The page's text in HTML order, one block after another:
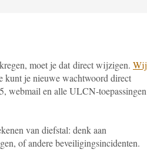
moet je dat direct wijzigen.
kunt je nieuwe wachtwoord direct
webmail en alle ULCN-toepassingen
van diefstal: denk aan
of andere beveiligingsincidenten.